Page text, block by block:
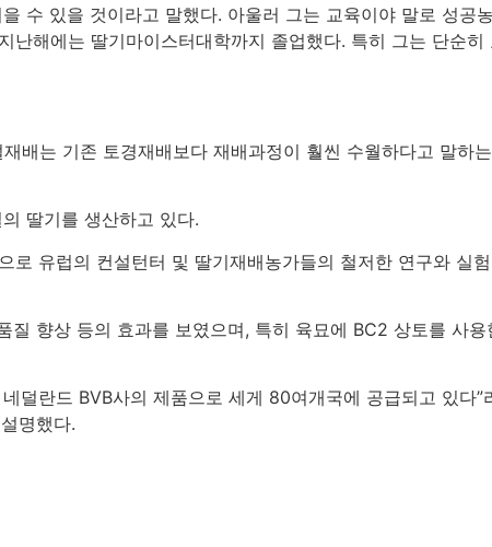
수 있을 것이라고 말했다. 아울러 그는 교육이야 말로 성공
지난해에는 딸기마이스터대학까지 졸업했다. 특히 그는 단순히
재배는 기존 토경재배보다 재배과정이 훨씬 수월하다고 말하
딸기를 생산하고 있다.
로 유럽의 컨설턴터 및 딸기재배농가들의 철저한 연구와 실
질 향상 등의 효과를 보였으며, 특히 육묘에 BC2 상토를 사
덜란드 BVB사의 제품으로 세게 80여개국에 공급되고 있다”
명했다.